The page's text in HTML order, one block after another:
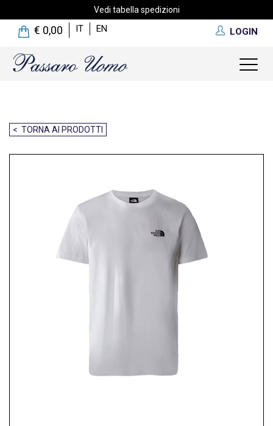
Vedi tabella spedizioni
€ 0,00 IT EN LOGIN
< TORNA AI PRODOTTI